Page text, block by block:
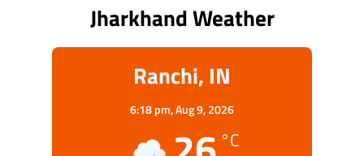
Jharkhand Weather
Ranchi, IN
6:18 pm,Aug 9, 2026
°C